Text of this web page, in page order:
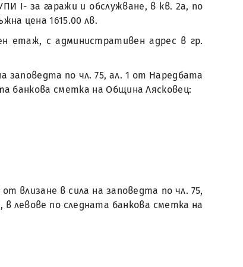
І- за гаражи и обслужване, в кв. 2а, по
цена 1615.00 лв.
етаж, с административен адрес в гр.
заповедта по чл. 75, ал. 1 от Наредбата
банкова сметка на Община Лясковец:
влизане в сила на заповедта по чл. 75,
левове по следната банкова сметка на